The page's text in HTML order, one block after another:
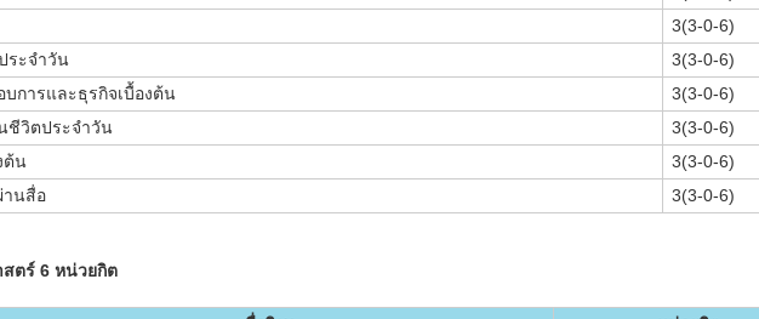
3(3-0-6)
ระจำวัน
3(3-0-6)
บการและธุรกิจเบื้องต้น
3(3-0-6)
ชีวิตประจำวัน
3(3-0-6)
ต้น
3(3-0-6)
านสื่อ
3(3-0-6)
ตร์ 6 หน่วยกิต